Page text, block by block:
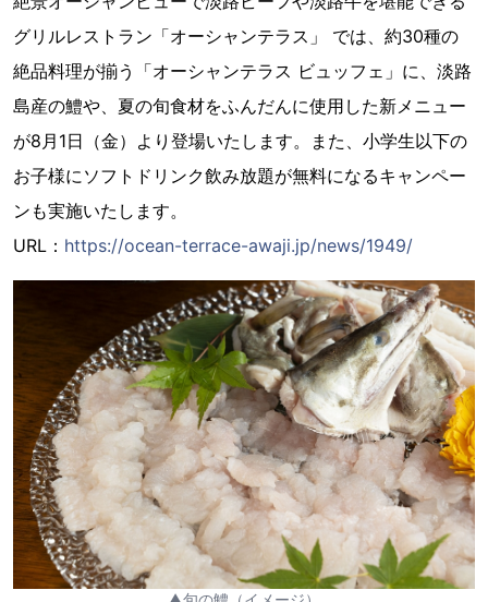
グリルレストラン「オーシャンテラス」 では、約30種の
絶品料理が揃う「オーシャンテラス ビュッフェ」に、淡路
島産の鱧や、夏の旬食材をふんだんに使用した新メニュー
が8月1日（金）より登場いたします。また、小学生以下の
お子様にソフトドリンク飲み放題が無料になるキャンペー
ンも実施いたします。
URL： https://ocean-terrace-awaji.jp/news/1949/